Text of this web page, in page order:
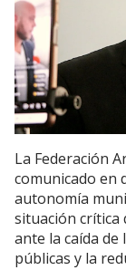
La Federación
comunicado en
autonomía
situación crítica
ante la caída de
públicas y la